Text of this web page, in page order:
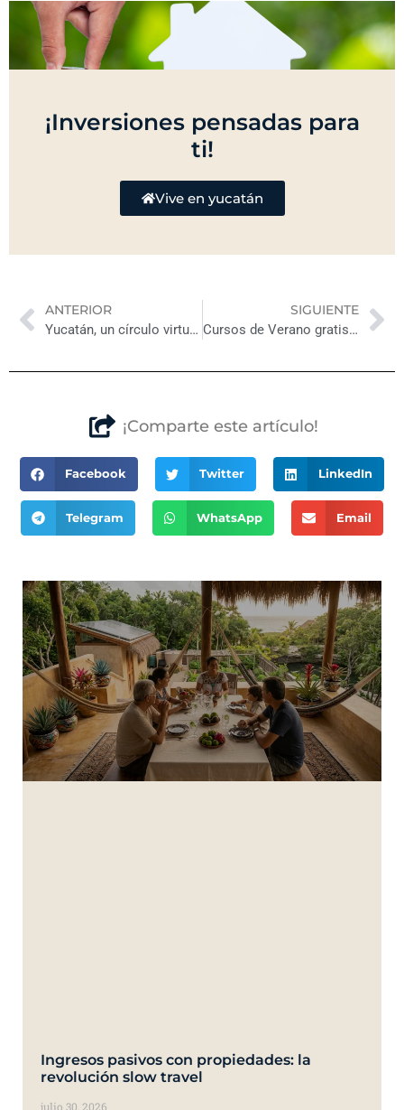
¡Inversiones pensadas para
ti!
Vive en yucatán
Previo
ANTERIOR
Yucatán, un círculo virtuoso de inversión
SIGUIENTE
Cursos de Verano gratis en Mérida y comisarías
¡Comparte este artículo!
Facebook Twitter LinkedIn
Telegram WhatsApp Email
Ingresos pasivos con propiedades: la
revolución slow travel
julio 30, 2026